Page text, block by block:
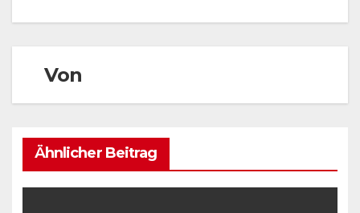
Von
Ähnlicher Beitrag